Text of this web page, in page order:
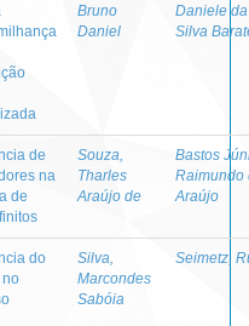
Bruno
Daniel
Daniele da
Silva
de
na
de
Souza,
Tharles
Araújo de
Bastos
Raimundo
Araújo
do
no
Silva,
Marcondes
Sabóia
Seimetz,